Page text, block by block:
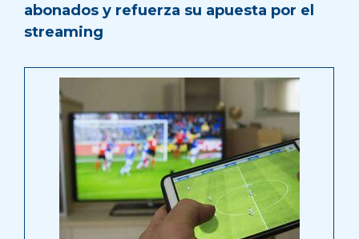
abonados y refuerza su apuesta por el
streaming